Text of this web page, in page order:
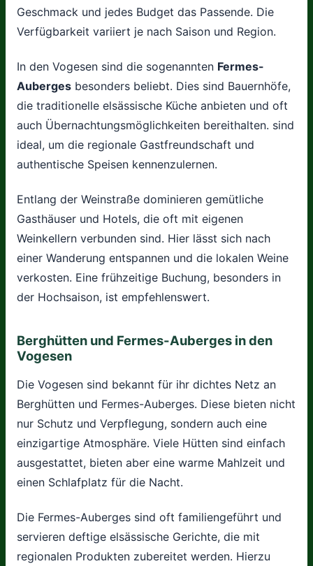
Geschmack und jedes Budget das Passende. Die
Verfügbarkeit variiert je nach Saison und Region.
In den Vogesen sind die sogenannten Fermes-
Auberges besonders beliebt. Dies sind Bauernhöfe,
die traditionelle elsässische Küche anbieten und oft
auch Übernachtungsmöglichkeiten bereithalten. sind
ideal, um die regionale Gastfreundschaft und
authentische Speisen kennenzulernen.
Entlang der Weinstraße dominieren gemütliche
Gasthäuser und Hotels, die oft mit eigenen
Weinkellern verbunden sind. Hier lässt sich nach
einer Wanderung entspannen und die lokalen Weine
verkosten. Eine frühzeitige Buchung, besonders in
der Hochsaison, ist empfehlenswert.
Berghütten und Fermes-Auberges in den
Vogesen
Die Vogesen sind bekannt für ihr dichtes Netz an
Berghütten und Fermes-Auberges. Diese bieten nicht
nur Schutz und Verpflegung, sondern auch eine
einzigartige Atmosphäre. Viele Hütten sind einfach
ausgestattet, bieten aber eine warme Mahlzeit und
einen Schlafplatz für die Nacht.
Die Fermes-Auberges sind oft familiengeführt und
servieren deftige elsässische Gerichte, die mit
regionalen Produkten zubereitet werden. Hierzu